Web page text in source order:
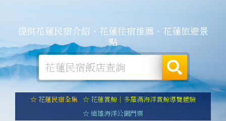
提供花蓮民宿介紹、花蓮住宿推薦、花蓮旅遊景
點
☆ 花蓮民宿全集 ☆ 花蓮賞鯨｜多羅滿海洋賞鯨導覽體驗
☆ 遠雄海洋公園門票